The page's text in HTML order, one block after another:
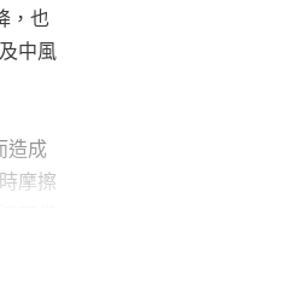
，也
中風
造成
摩擦
僅